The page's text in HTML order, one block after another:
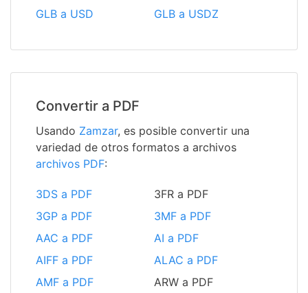
GLB a USD
GLB a USDZ
Convertir a PDF
Usando Zamzar, es posible convertir una
variedad de otros formatos a archivos
archivos PDF:
3DS a PDF
3FR a PDF
3GP a PDF
3MF a PDF
AAC a PDF
AI a PDF
AIFF a PDF
ALAC a PDF
AMF a PDF
ARW a PDF